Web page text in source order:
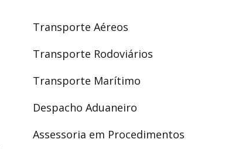
Transporte Aéreos
Transporte Rodoviários
Transporte Marítimo
Despacho Aduaneiro
Assessoria em Procedimentos